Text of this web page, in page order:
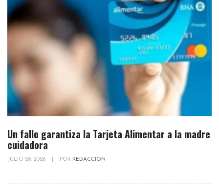
Un fallo garantiza la Tarjeta Alimentar a la madre
cuidadora
JULIO 29, 2026 POR REDACCION